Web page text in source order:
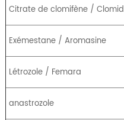
Citrate de clomifène / Clomid
Exémestane / Aromasine
Létrozole / Femara
anastrozole